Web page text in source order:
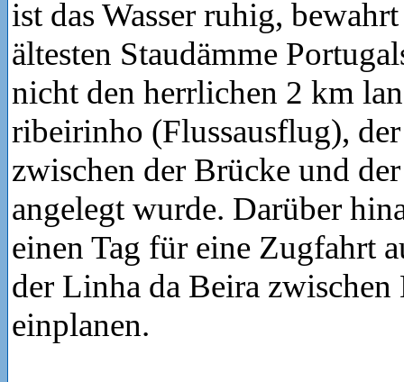
ist das Wasser ruhig,
ältesten Staudämme
nicht den herrlichen 2 km
ribeirinho (Flussausflug),
zwischen der Brücke und
angelegt wurde. Darüber
einen Tag für eine Zugfahrt
der Linha da Beira
einplanen.